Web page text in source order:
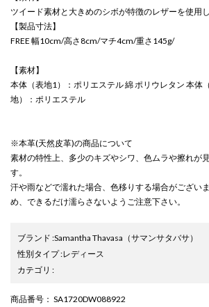
ツイード素材と大きめのシボが特徴のレザーを使用し
【製品寸法】
FREE 幅10cm/高さ8cm/マチ4cm/重さ145g/
【素材】
本体（表地1）：ポリエステル 綿 ポリウレタン 本体
地）：ポリエステル
※本革(天然皮革)の商品について
素材の特性上、多少のキズやシワ、色ムラや擦れが
す。
汗や雨などで濡れた場合、色移りする場合がござい
め、できるだけ濡らさないようご注意下さい。
ブランド :Samantha Thavasa （サマンサタバサ）
性別タイプ:レディース
カテゴリ :
商品番号 ： SA1720DW088922